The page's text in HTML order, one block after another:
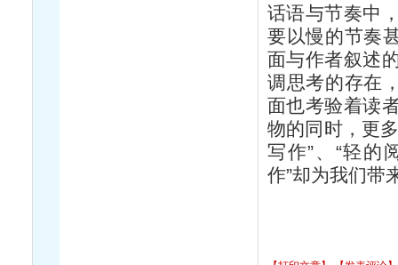
话语与节奏中
要以慢的节奏
面与作者叙述
调思考的存在
面也考验着读
物的同时，更
写作”、“轻的
作”却为我们带